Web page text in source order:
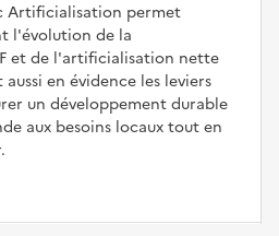
Artificialisation permet
l'évolution de la
et de l'artificialisation nette
en évidence les leviers
un développement durable
aux besoins locaux tout en